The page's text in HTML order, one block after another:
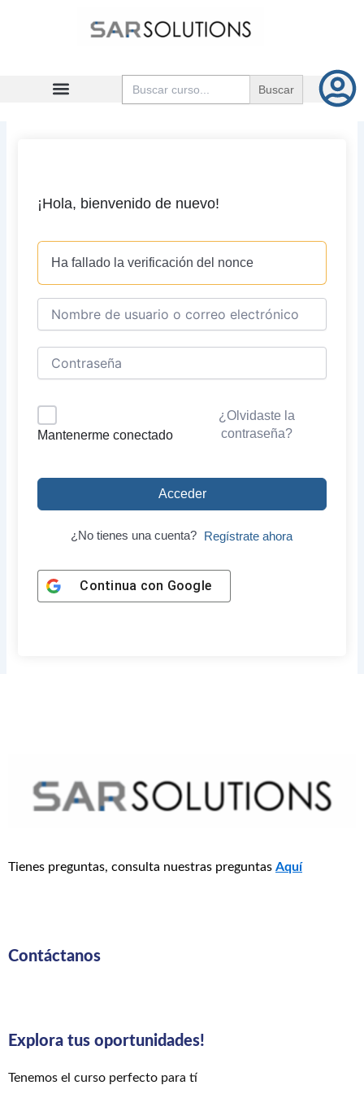
Buscar:
¡Hola, bienvenido de nuevo!
Ha fallado la verificación del nonce
Mantenerme conectado
¿Olvidaste la
contraseña?
Acceder
¿No tienes una cuenta? Regístrate ahora
Continua con Google
Tienes preguntas, consulta nuestras preguntas Aquí
Contáctanos
Explora tus oportunidades!
Tenemos el curso perfecto para tí